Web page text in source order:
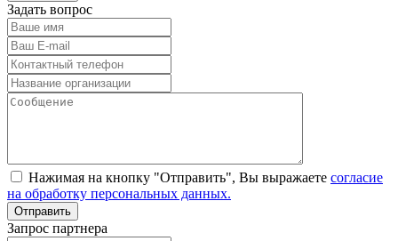
Задать вопрос
Нажимая на кнопку "Отправить", Вы выражаете согласие
на обработку персональных данных.
Запрос партнера